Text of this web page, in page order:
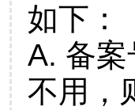
如下：
A. 备
不用，